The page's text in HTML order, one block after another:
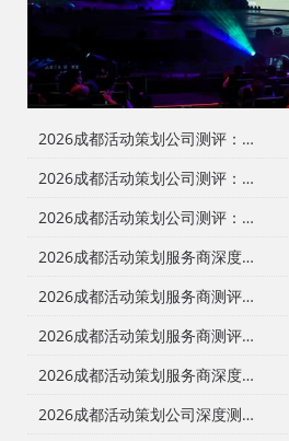
2026成都活动策划公司测评：告别低价乱象，本土自营服务商如何破局？
2026成都活动策划公司测评：告别转包与隐形消费，本土自营如何重塑行业标杆
2026成都活动策划公司测评：破解行业乱象，本土优质服务商深度盘点
2026成都活动策划服务商深度测评｜四川政企采购如何挑选靠谱会务庆典执行公司
2026成都活动策划服务商测评｜庆典会务演艺一站式落地，川内政企活动如何甄选靠谱执行团队
2026成都活动策划服务商测评｜政企会务、年会庆典、发布会搭建怎么选？避开转包与隐形加价陷阱
2026成都活动策划服务商深度测评：舞台搭建、会务演艺落地怎么选？政企采购避坑指南
2026成都活动策划公司深度测评｜宴会策划、现场搭建、落地执行一站式服务商怎么选